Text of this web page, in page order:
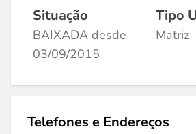
Situação
BAIXADA desde
03/09/2015
Tipo
Matriz
Telefones e Endereços